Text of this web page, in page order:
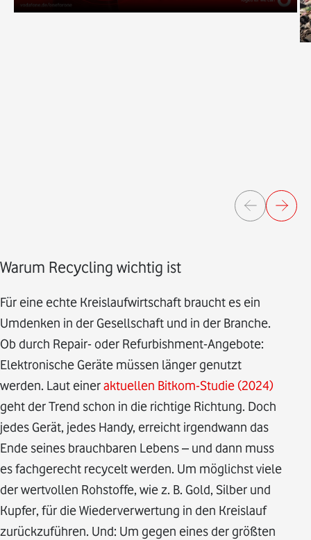
Warum Recycling wichtig ist
Für eine echte Kreislaufwirtschaft braucht es ein
Umdenken in der Gesellschaft und in der Branche.
Ob durch Repair- oder Refurbishment-Angebote:
Elektronische Geräte müssen länger genutzt
werden. Laut eineraktuellen Bitkom-Studie (2024)
geht der Trend schon in die richtige Richtung. Doch
jedes Gerät, jedes Handy, erreicht irgendwann das
Ende seines brauchbaren Lebens – und dann muss
es fachgerecht recycelt werden. Um möglichst viele
der wertvollen Rohstoffe, wie z. B. Gold, Silber und
Kupfer, für die Wiederverwertung in den Kreislauf
zurückzuführen. Und: Um gegen eines der größten